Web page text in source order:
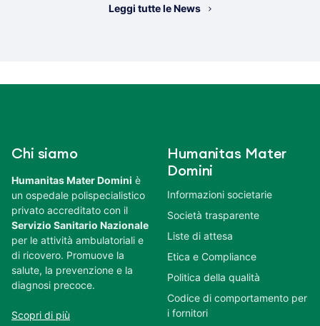
Leggi tutte le News
Chi siamo
Humanitas Mater Domini è
un ospedale polispecialistico
privato accreditato con il
Servizio Sanitario Nazionale
per le attività ambulatoriali e
di ricovero. Promuove la
salute, la prevenzione e la
diagnosi precoce.
Scopri di più
Humanitas Mater
Domini
Informazioni societarie
Società trasparente
Liste di attesa
Etica e Compliance
Politica della qualità
Codice di comportamento per
i fornitori